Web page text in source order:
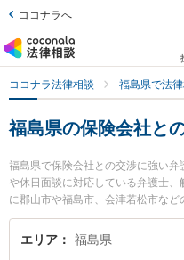
ココナラへ
ココナラ法律相談 福島県で法
福島県の保険会社と
福島県で保険会社との交渉に強い
や休日面談に対応している弁護士
に郡山市や福島市、会津若松市な
事故に関係する自動車事故やバイ
込み検索もでき便利です。特にベ
エリア 福島県